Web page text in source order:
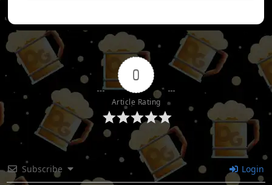
0
Article Rating
Subscribe Login